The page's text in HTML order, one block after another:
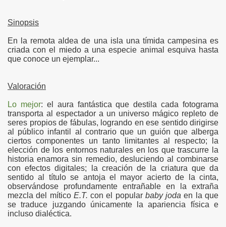
Sinopsis
En la remota aldea de una isla una tímida campesina es
criada con el miedo a una especie animal esquiva hasta
que conoce un ejemplar...
Valoración
Lo mejor: el aura fantástica que destila cada fotograma
transporta al espectador a un universo mágico repleto de
seres propios de fábulas, logrando en ese sentido dirigirse
al público infantil al contrario que un guión que alberga
ciertos componentes un tanto limitantes al respecto; la
elección de los entornos naturales en los que trascurre la
historia enamora sin remedio, desluciendo al combinarse
con efectos digitales; la creación de la criatura que da
sentido al título se antoja el mayor acierto de la cinta,
observándose profundamente entrañable en la extraña
mezcla del mítico E.T. con el popular baby joda en la que
se traduce juzgando únicamente la apariencia física e
incluso dialéctica.